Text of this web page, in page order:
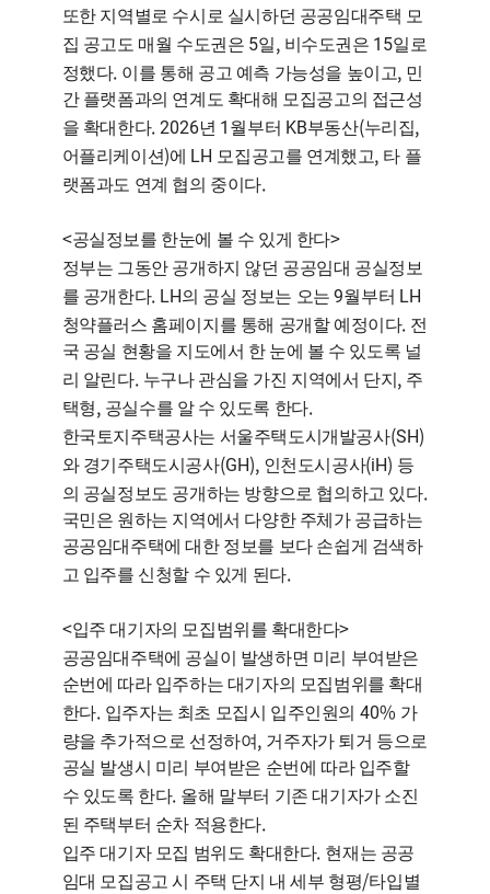
또한 지역별로 수시로 실시하던 공공임대주택 모
집 공고도 매월 수도권은 5일, 비수도권은 15일로
정했다. 이를 통해 공고 예측 가능성을 높이고, 민
간 플랫폼과의 연계도 확대해 모집공고의 접근성
을 확대한다. 2026년 1 월부터 KB부동산(누리집,
어플리케이션)에 LH 모집공고를 연계했고, 타 플
랫폼과도 연계 협의 중이다.
<공실정보를 한눈에 볼 수 있게 한다>
정부는 그동안 공개하지 않던 공공임대 공실정보
를 공개한다. LH의 공실 정보는 오는9월부터 LH
청약플러스 홈페이지를 통해 공개할 예정이다. 전
국 공실 현황을 지도에서 한 눈에 볼 수 있도록 널
리 알린다. 누구나 관심을 가진 지역에서 단지 , 주
택형, 공실수를 알 수 있도록 한다.
한국토지주택공사는 서울주택도시개발공사(SH)
와 경기주택도시공사(GH), 인천도시공사(iH) 등
의 공실정보도 공개하는 방향으로 협의하고 있다.
국민은 원하는 지역에서 다양한 주체가 공급하는
공공임대주택에 대한 정보를 보다 손쉽게 검색하
고 입주를 신청할 수 있게 된다.
<입주 대기자의 모집범위를 확대한다>
공공임대주택에 공실이 발생하면 미리 부여받은
순번에 따라 입주하는 대기자의 모집범위를 확대
한다. 입주자는 최초 모집시 입주인원의 40% 가
량을 추가적으로 선정하여, 거주자가 퇴거 등으로
공실 발생시 미리 부여받은 순번에 따라 입주할
수 있도록 한다. 올해 말부터 기존 대기자가 소진
된 주택부터 순차 적용한다.
입주 대기자 모집 범위도 확대한다. 현재는 공공
임대 모집공고 시 주택 단지 내 세부 형평/타입별